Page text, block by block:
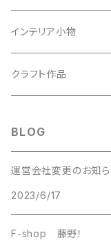
ガラス書
ガラスおこし
インテリア小物
ガラス書作品
クラフト作品
BLOG
運営会社変更のお知
2023/6/17
F-shop 藤野！